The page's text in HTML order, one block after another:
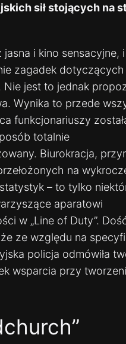
sił stojących na
i kino sensacyjne, i
zagadek dotyczących
Nie jest to jednak
Wynika to przede
funkcjonariuszy
totalnie
Biurokracja,
na
– to tylko
aparatowi
w „Line of Duty”.
ze względu na
policja odmówiła
wsparcia przy